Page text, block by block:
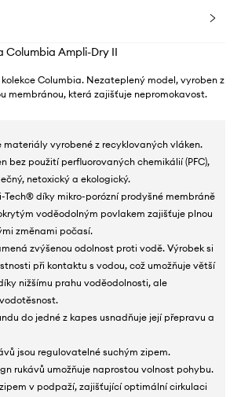
Ampli-Dry II
Columbia. Nezateplený model, vyroben z
membránou, která zajišťuje nepromokavost.
materiály vyrobené z recyklovaných vláken.
bez použití perfluorovaných chemikálií (PFC),
netoxický a ekologický.
Tech® díky mikro-porózní prodyšné membráně
voděodolným povlakem zajišťuje plnou
změnami počasí.
zvýšenou odolnost proti vodě. Výrobek si
při kontaktu s vodou, což umožňuje větší
nižšímu prahu voděodolnosti, ale
do jedné z kapes usnadňuje její přepravu a
jsou regulovatelné suchým zipem.
rukávů umožňuje naprostou volnost pohybu.
v podpaží, zajišťující optimální cirkulaci